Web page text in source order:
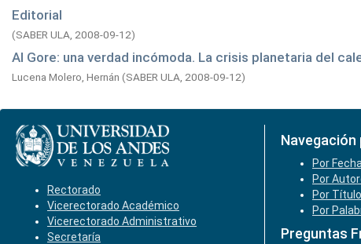
Editorial
(SABER ULA, 2008-09-12)
Al Gore: una verdad incómoda. La crisis planetaria del
Lucena Molero, Hernán (SABER ULA, 2008-09-12)
Rectorado
Vicerectorado Académico
Vicerectorado Administrativo
Secretaría
Por
Por
Por
Por
Preguntas